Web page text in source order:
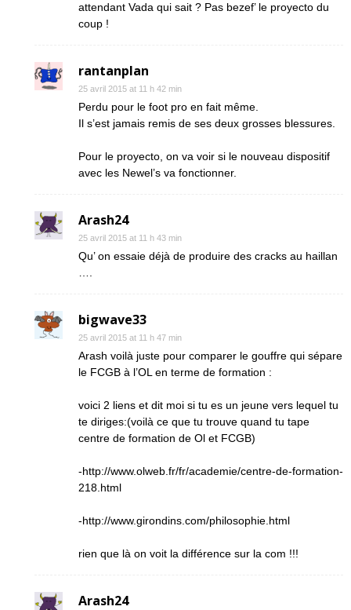
attendant Vada qui sait ? Pas bezef’ le proyecto du
coup !
rantanplan
25 avril 2015 at 11 h 42 min
Perdu pour le foot pro en fait même.
Il s’est jamais remis de ses deux grosses blessures.
Pour le proyecto, on va voir si le nouveau dispositif
avec les Newel’s va fonctionner.
Arash24
25 avril 2015 at 11 h 43 min
Qu’ on essaie déjà de produire des cracks au haillan
bigwave33
25 avril 2015 at 11 h 47 min
Arash voilà juste pour comparer le gouffre qui sépare
le FCGB à l’OL en terme de formation :
voici 2 liens et dit moi si tu es un jeune vers lequel tu
te diriges:(voilà ce que tu trouve quand tu tape
centre de formation de Ol et FCGB)
-http://www.olweb.fr/fr/academie/centre-de-formation-
218.html
-http://www.girondins.com/philosophie.html
rien que là on voit la différence sur la com !!!
Arash24